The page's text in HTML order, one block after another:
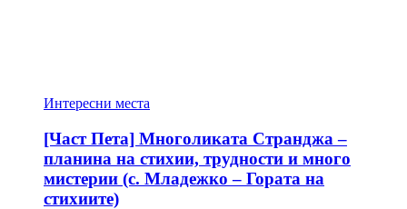
Интересни места
[Част Пета] Многоликата Странджа –
планина на стихии, трудности и много
мистерии (с. Младежко – Гората на
стихиите)